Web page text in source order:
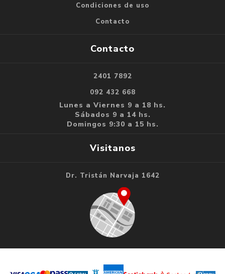
Condiciones de uso
Contacto
Contacto
2401 7892
092 432 668
Lunes a Viernes 9 a 18 hs.
Sábados 9 a 14 hs.
Domingos 9:30 a 15 hs.
Visitanos
Dr. Tristán Narvaja 1642